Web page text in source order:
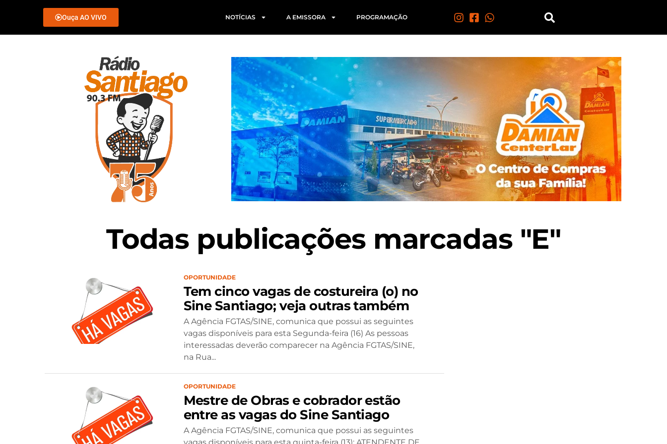
Ouça AO VIVO NOTÍCIAS A EMISSORA PROGRAMAÇÃO
Todas publicações marcadas "E"
OPORTUNIDADE
Tem cinco vagas de costureira (o) no
Sine Santiago; veja outras também
A Agência FGTAS/SINE, comunica que possui as seguintes
vagas disponíveis para esta Segunda-feira (16) As pessoas
interessadas deverão comparecer na Agência FGTAS/SINE,
na Rua...
OPORTUNIDADE
Mestre de Obras e cobrador estão
entre as vagas do Sine Santiago
A Agência FGTAS/SINE, comunica que possui as seguintes
vagas disponíveis para esta quinta-feira (13): ATENDENTE DE